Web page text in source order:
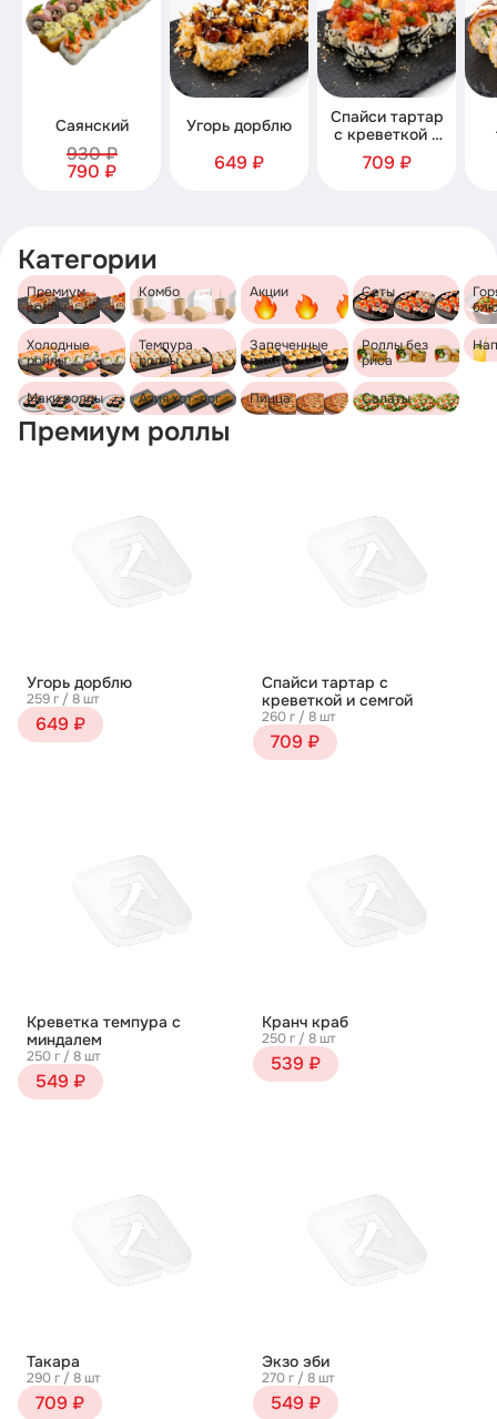
Саянский
930 ₽
790 ₽
Угорь дорблю
649 ₽
Спайси тартар
с креветкой и
семгой
709 ₽
Категории
Премиум
роллы
Комбо Акции Сеты
Холодные
роллы
Темпура
роллы
Запеченные
роллы
Роллы без
риса
Маки роллы Азия хот-дог Пицца Салаты
Премиум роллы
Угорь дорблю
259 г / 8 шт
649 ₽
Спайси тартар с
креветкой и семгой
260 г / 8 шт
709 ₽
Креветка темпура с
миндалем
250 г / 8 шт
549 ₽
Кранч краб
250 г / 8 шт
539 ₽
Такара
290 г / 8 шт
709 ₽
Экзо эби
270 г / 8 шт
549 ₽